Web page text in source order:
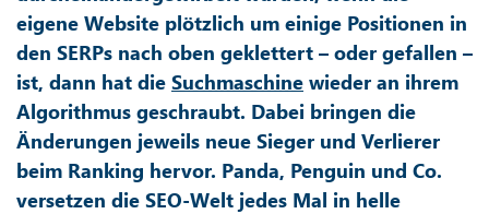
eigene Website plötzlich um einige Positionen in
den SERPs nach oben geklettert – oder gefallen –
ist, dann hat die Suchmaschine wieder an ihrem
Algorithmus geschraubt. Dabei bringen die
Änderungen jeweils neue Sieger und Verlierer
beim Ranking hervor. Panda, Penguin und Co.
versetzen die SEO-Welt jedes Mal in helle